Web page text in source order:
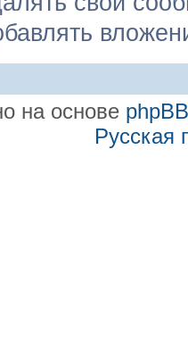
на основе phpBB
Русская